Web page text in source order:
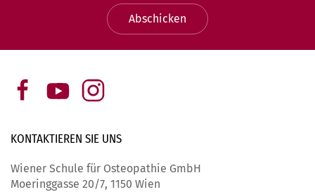
Abschicken
KONTAKTIEREN SIE UNS
Wiener Schule für Osteopathie GmbH
Moeringgasse 20/7, 1150 Wien